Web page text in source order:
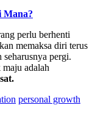
Mana?
perlu berhenti
memaksa diri terus
pergi.
adalah
personal growth